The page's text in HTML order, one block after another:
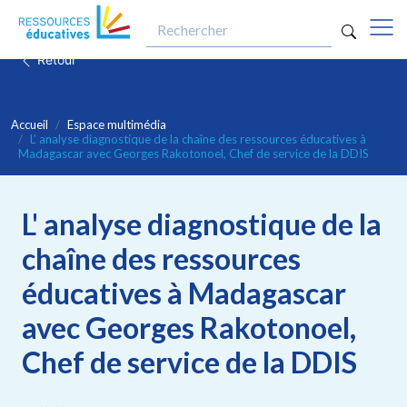
Aller au contenu principal
Retour
Accueil
Espace multimédia
L' analyse diagnostique de la chaîne des ressources éducatives à
Madagascar avec Georges Rakotonoel, Chef de service de la DDIS
L' analyse diagnostique de la
chaîne des ressources
éducatives à Madagascar
avec Georges Rakotonoel,
Chef de service de la DDIS